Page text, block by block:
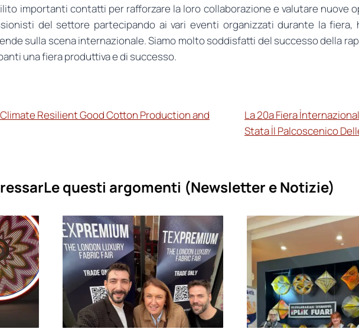
importanti contatti per rafforzare la loro collaborazione e valutare nuove
del settore partecipando ai vari eventi organizzati durante la
sulla scena internazionale. Siamo molto soddisfatti del successo della
una fiera produttiva e di successo.
Resilient Good Cotton Production and
La 20a Fiera
Stata İl Palcoscenico
questi argomenti (Newsletter e Notizie)